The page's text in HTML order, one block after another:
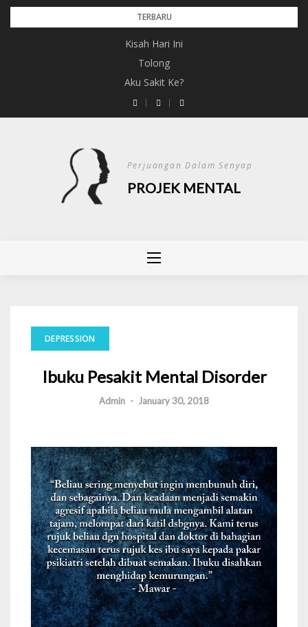
Skip
TERBARU
Kisah Hari Ini
Tolong
Aku Sakit Ke?
Perjuangan Dalam Senyap
PROJEK MENTAL
DEPRESSION
Ibuku Pesakit Mental Disorder
Admin - January 30, 2018